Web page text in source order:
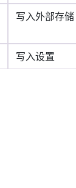
写入外部存储
写入设置